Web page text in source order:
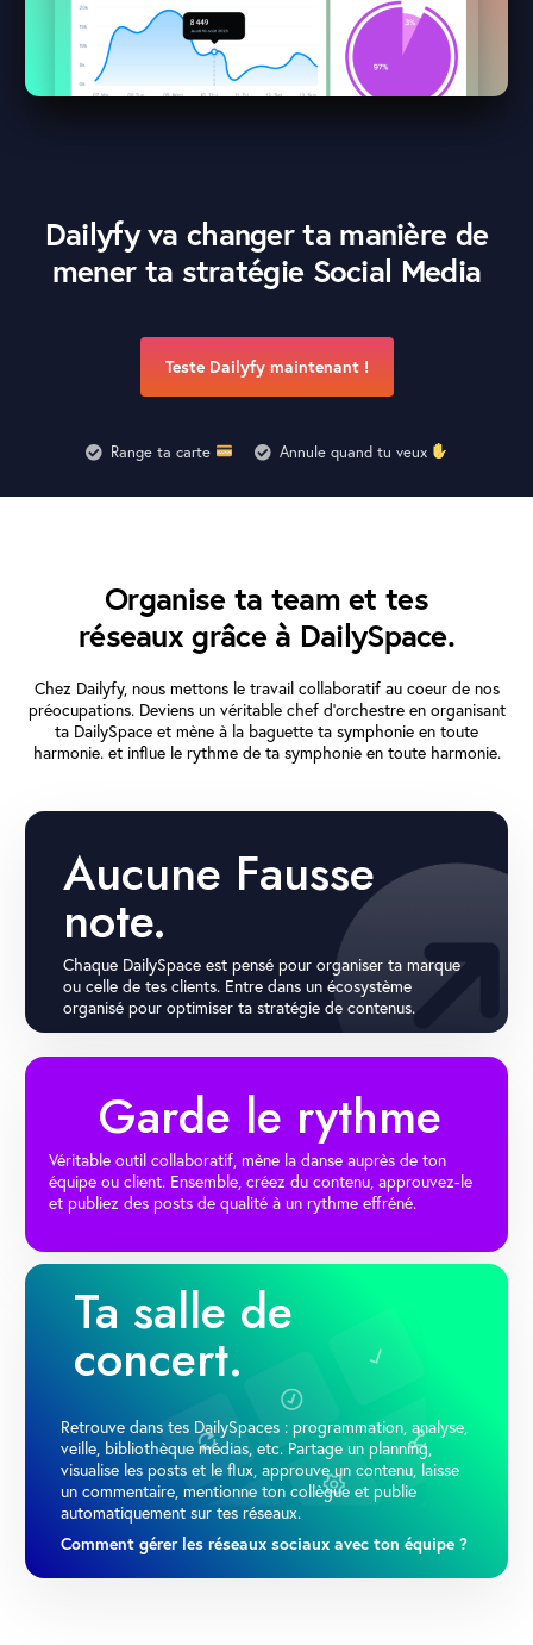
Dailyfy va changer ta manière de
mener ta stratégie Social Media
Teste Dailyfy maintenant !
Range ta carte Annule quand tu veux
Organise ta team et tes
réseaux grâce à DailySpace.
Chez Dailyfy, nous mettons le travail collaboratif au coeur de nos
préocupations. Deviens un véritable chef d’orchestre en organisant
ta DailySpace et mène à la baguette ta symphonie en toute
harmonie. et influe le rythme de ta symphonie en toute harmonie.
Aucune Fausse
note.
Chaque DailySpace est pensé pour organiser ta marque
ou celle de tes clients. Entre dans un écosystème
organisé pour optimiser ta stratégie de contenus.
Garde le rythme
Véritable outil collaboratif, mène la danse auprès de ton
équipe ou client. Ensemble, créez du contenu, approuvez-le
et publiez des posts de qualité à un rythme effréné.
Ta salle de
concert.
Retrouve dans tes DailySpaces : programmation, analyse,
veille, bibliothèque médias, etc. Partage un planning,
visualise les posts et le flux, approuve un contenu, laisse
un commentaire, mentionne ton collègue et publie
automatiquement sur tes réseaux.
Comment gérer les réseaux sociaux avec ton équipe ?